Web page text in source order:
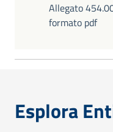
Allegato
formato pdf
Esplora